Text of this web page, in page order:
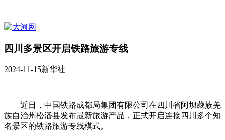
四川多景区开启铁路旅游专线
2024-11-15新华社
近日，中国铁路成都局集团有限公司在四川省阿坝藏族羌
族自治州松潘县发布最新旅游产品，正式开启连接四川多个知
名景区的铁路旅游专线模式。